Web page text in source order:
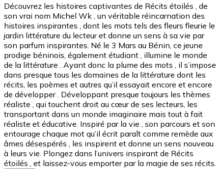
Découvrez les histoires captivantes de Récits étoilés , de
son vrai nom Michel Wk , un véritable réincarnation des
histoires inspirantes , dont les mots tels des fleurs fleurie le
jardin littérature du lecteur et donne un sens à sa vie par
son parfum inspirantes. Né le 3 Mars au Bénin, ce jeune
prodige béninois, également étudiant , illumine le monde
de la littérature . Ayant donc la plume des mots , il s’impose
dans presque tous les domaines de la littérature dont les
récits, les poèmes et autres qu’il essayait encore et encore
de développer . Développant presque toujours les thèmes
réaliste , qui touchent droit au cœur de ses lecteurs, les
transportant dans un monde imaginaire mais tout à fait
réaliste et éducative. Inspiré par la vie , son parcours et son
entourage chaque mot qu’il écrit paraît comme remède aux
âmes désespérés , les inspirent et donne un sens nouveau
à leurs vie. Plongez dans l’univers inspirant de Récits
étoilés , et laissez-vous emporter par la magie de ses récits.